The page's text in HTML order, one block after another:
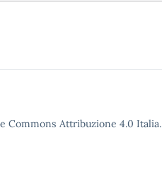
Commons Attribuzione 4.0 Italia.